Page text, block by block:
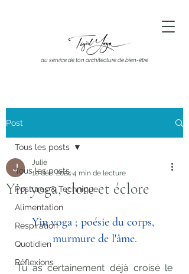
au service de ton architecture de bien-être
Post
Tous les posts
Postures & Technique
Alimentation
Respiration
Quotidien
Réflexions
Tous les posts
Yin yoga, clore et éclore
Julie
10 déc. 2024 4 min de lecture
Yin yoga ; poésie du corps,
murmure de l'âme.
Tu as certainement déjà croisé le